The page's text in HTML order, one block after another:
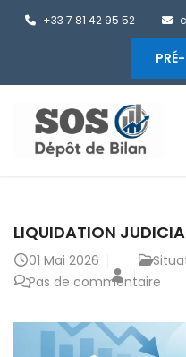
+33 7 81 42 95 52
LIQUIDATION
01 Mai 2026
Pas de commentaire